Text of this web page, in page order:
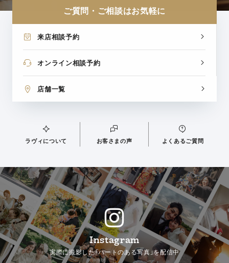
ご質問・ご相談はお気軽に
来店相談予約
オンライン相談予約
店舗一覧
ラヴィについて お客さまの声 よくあるご質問
Instagram
実際に撮影した「ハートのある写真」を配信中